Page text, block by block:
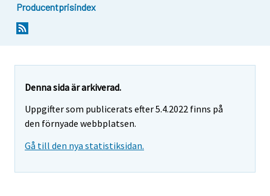
Producentprisindex
Denna sida är arkiverad.
Uppgifter som publicerats efter 5.4.2022 finns på
den förnyade webbplatsen.
Gå till den nya statistiksidan.